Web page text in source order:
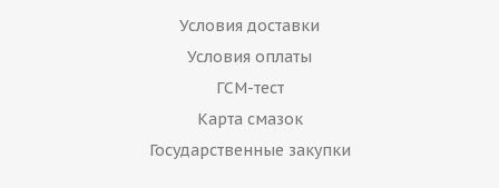
Условия доставки
Условия оплаты
ГСМ-тест
Карта смазок
Государственные закупки